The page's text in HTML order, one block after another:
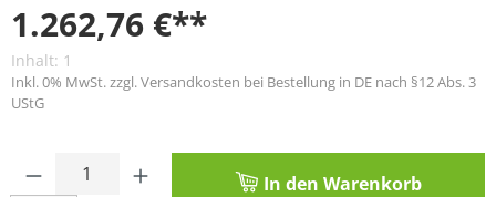
1.262,76 €**
Inhalt: 1
Inkl. 0% MwSt. zzgl. Versandkosten bei Bestellung in DE nach §12 Abs. 3
UStG
Produkt Anzahl: Gib den gewünschten
In den Warenkorb